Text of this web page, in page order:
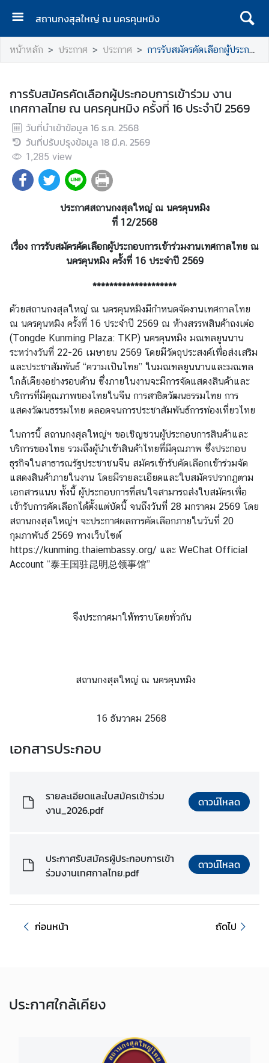
สถานกงสุลใหญ่ ณ นครคุนหมิง
ห
น้
ร
ก
ติ
ด
ต่
อ
t
/
联
系
ข่
า
ว
ล
ะ
กิ
จ
ก
ร
ร
ม
จ
อ
มู
ห
รั
ริ
หน้าหลัก ประกาศ ประกาศ การรับสมัครคัดเลือกผู้ประกอบการเข้าร่วม งานเทศกาลไทย ณ นครคุนหมิง ครั้งที่ 16 ประจำปี 2569
การรับสมัครคัดเลือกผู้ประกอบการเข้าร่วม งาน
เทศกาลไทย ณ นครคุนหมิง ครั้งที่ 16 ประจำปี 2569
วันที่นำเข้าข้อมูล 16 ธ.ค. 2568
วันที่ปรับปรุงข้อมูล 18 มี.ค. 2569
1,285 view
ประกาศสถานกงสุลใหญ่ ณ นครคุนหมิง
ที่ 12/2568
เรื่อง การรับสมัครคัดเลือกผู้ประกอบการเข้าร่วมงานเทศกาลไทย ณ
นครคุนหมิง ครั้งที่ 16 ประจำปี 2569
********************
ด้วยสถานกงสุลใหญ่ ณ นครคุนหมิงมีกำหนดจัดงานเทศกาลไทย
ณ นครคุนหมิง ครั้งที่ 16 ประจำปี 2569 ณ ห้างสรรพสินค้าถงเต๋อ
(Tongde Kunming Plaza: TKP) นครคุนหมิง มณฑลยูนนาน
ระหว่างวันที่ 22-26 เมษายน 2569 โดยมีวัตถุประสงค์เพื่อส่งเสริม
และประชาสัมพันธ์ “ความเป็นไทย” ในมณฑลยูนนานและมณฑล
ใกล้เคียงอย่างรอบด้าน ซึ่งภายในงานจะมีการจัดแสดงสินค้าและ
บริการที่มีคุณภาพของไทยในจีน การสาธิตวัฒนธรรมไทย การ
แสดงวัฒนธรรมไทย ตลอดจนการประชาสัมพันธ์การท่องเที่ยวไทย
ในการนี้ สถานกงสุลใหญ่ฯ ขอเชิญชวนผู้ประกอบการสินค้าและ
บริการของไทย รวมถึงผู้นำเข้าสินค้าไทยที่มีคุณภาพ ซึ่งประกอบ
ธุรกิจในสาธารณรัฐประชาชนจีน สมัครเข้ารับคัดเลือกเข้าร่วมจัด
แสดงสินค้าภายในงาน โดยมีรายละเอียดและใบสมัครปรากฏตาม
เอกสารแนบ ทั้งนี้ ผู้ประกอบการที่สนใจสามารถส่งใบสมัครเพื่อ
เข้ารับการคัดเลือกได้ตั้งแต่บัดนี้ จนถึงวันที่ 28 มกราคม 2569 โดย
สถานกงสุลใหญ่ฯ จะประกาศผลการคัดเลือกภายในวันที่ 20
กุมภาพันธ์ 2569 ทางเว็บไซต์
https://kunming.thaiembassy.org/ และ WeChat Official
Account “泰王国驻昆明总领事馆”
จึงประกาศมาให้ทราบโดยทั่วกัน
สถานกงสุลใหญ่ ณ นครคุนหมิง
16 ธันวาคม 2568
เอกสารประกอบ
รายละเอียดและใบสมัครเข้าร่วม
งาน_2026.pdf
ดาวน์โหลด
ประกาศรับสมัครผู้ประกอบการเข้า
ร่วมงานเทศกาลไทย.pdf
ดาวน์โหลด
ก่อนหน้า ถัดไป
ประกาศใกล้เคียง